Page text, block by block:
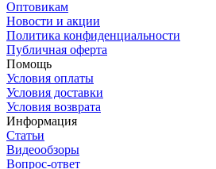
Оптовикам
Новости и акции
Политика конфиденциальности
Публичная оферта
Помощь
Условия оплаты
Условия доставки
Условия возврата
Информация
Статьи
Видеообзоры
Вопрос-ответ